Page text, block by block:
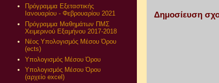
Δημοσίευση
Πρόγραμμα Εξεταστικής
Ιανουαρίου - Φεβρουαρίου 2021
Πρόγραμμα Μαθημάτων ΠΜΣ
Χειμερινού Εξαμήνου 2017-2018
Νέος Υπολογισμός Μέσου Όρου
(ects)
Υπολογισμός Μέσου Όρου
Υπολογισμός Μέσου Όρου
(αρχείο excel)